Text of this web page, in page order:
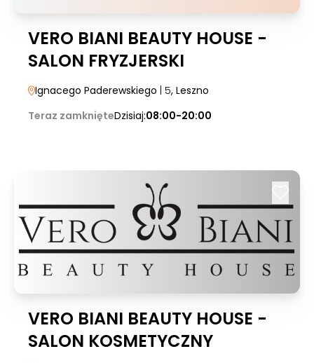
VERO BIANI BEAUTY HOUSE -
SALON FRYZJERSKI
Ignacego Paderewskiego | 5, Leszno
Teraz zamknięteDzisiaj:08:00-20:00
VERO BIANI BEAUTY HOUSE -
SALON KOSMETYCZNY